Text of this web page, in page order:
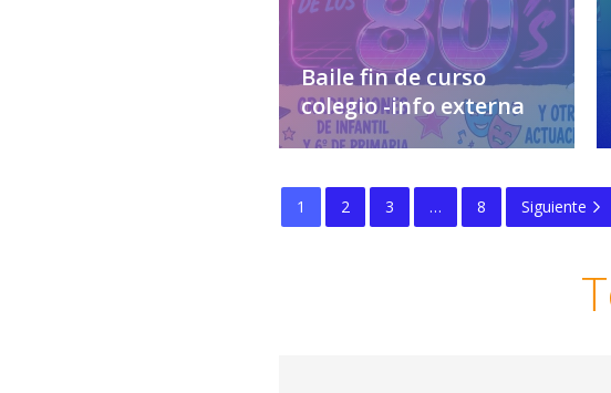
Baile fin de curso
colegio -info externa
1 2 3 … 8 Siguiente